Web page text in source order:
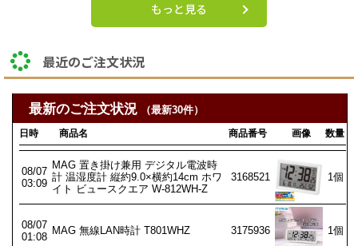
もっと見る
最近のご注文状況